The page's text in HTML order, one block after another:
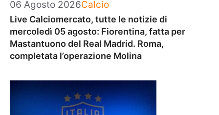
06 Agosto 2026Categorie
Calcio
Live Calciomercato, tutte le notizie di
mercoledì 05 agosto: Fiorentina, fatta per
Mastantuono del Real Madrid. Roma,
completata l’operazione Molina